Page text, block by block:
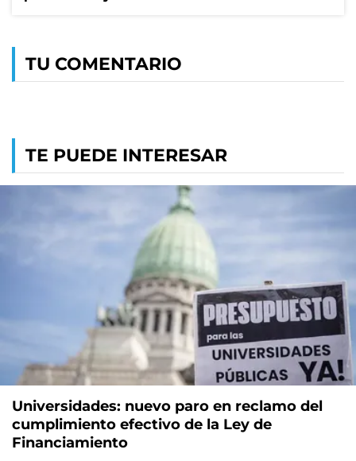
TU COMENTARIO
TE PUEDE INTERESAR
Universidades: nuevo paro en reclamo del
cumplimiento efectivo de la Ley de
Financiamiento